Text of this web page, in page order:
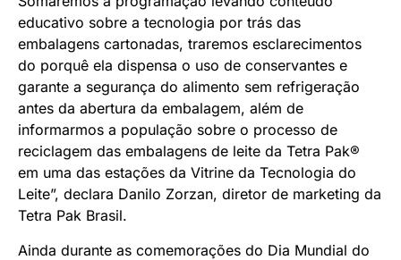
educativo sobre a tecnologia por trás das
embalagens cartonadas, traremos esclarecimentos
do porquê ela dispensa o uso de conservantes e
garante a segurança do alimento sem refrigeração
antes da abertura da embalagem, além de
informarmos a população sobre o processo de
reciclagem das embalagens de leite da Tetra Pak®
em uma das estações da Vitrine da Tecnologia do
Leite”, declara Danilo Zorzan, diretor de marketing da
Tetra Pak Brasil.
Ainda durante as comemorações do Dia Mundial do